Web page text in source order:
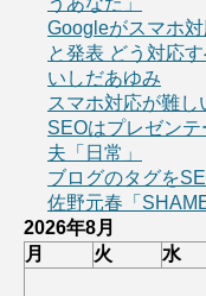
Googleがスマホ
と発表 どう対応
いしだあゆみ
スマホ対応が難し
SEOはプレゼン
夫「日常」
ブログのタグを
佐野元春「
2026年8月
月
火 水